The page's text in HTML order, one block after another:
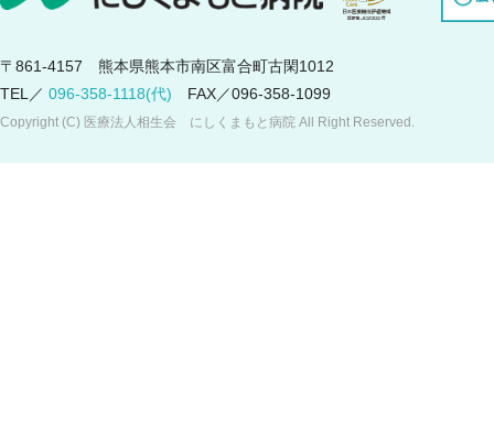
〒861-4157 熊本県熊本市南区富合町古閑1012
TEL／ 096-358-1118(代) FAX／096-358-1099
Copyright (C) 医療法人相生会 にしくまもと病院 All Right Reserved.